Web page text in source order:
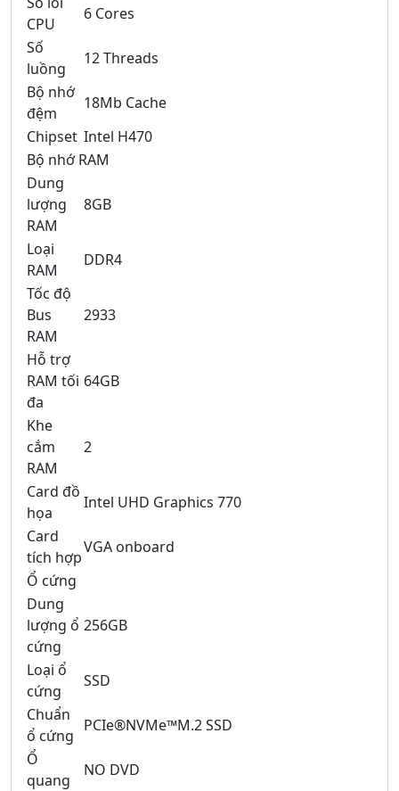
CPU
6 Cores
Số
luồng
12 Threads
Bộ nhớ
đệm
18Mb Cache
Chipset Intel H470
Bộ nhớ RAM
Dung
lượng
RAM
8GB
Loại
RAM
DDR4
Tốc độ
Bus
RAM
2933
Hỗ trợ
RAM tối
đa
64GB
Khe
cắm
RAM
2
Card đồ
họa
Intel UHD Graphics 770
Card
tích hợp
VGA onboard
Ổ cứng
Dung
lượng ổ
cứng
256GB
Loại ổ
cứng
SSD
Chuẩn
ổ cứng
PCIe®NVMe™M.2 SSD
Ổ
quang
NO DVD